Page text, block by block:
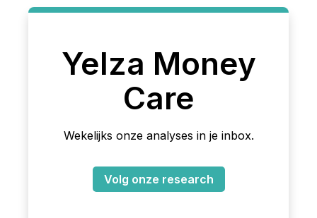
Yelza Money
Care
Wekelijks onze analyses in je inbox.
Volg onze research